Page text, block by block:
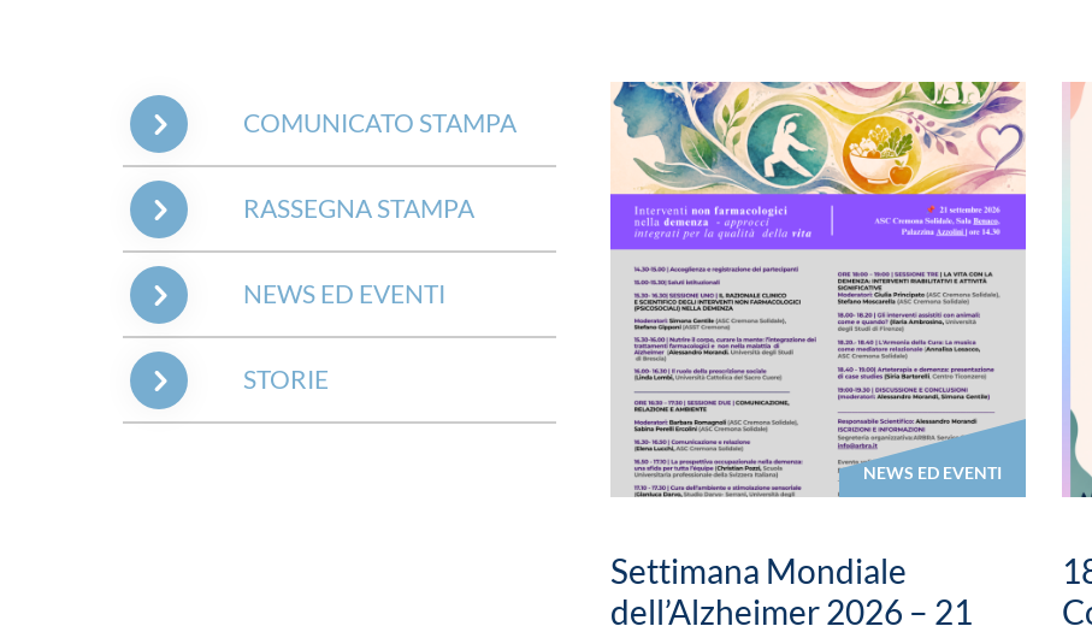
NEWS ED EVENTI
Settimana Mondiale
dell’Alzheimer 2026 – 21
COMUNICATO STAMPA
RASSEGNA STAMPA
NEWS ED EVENTI
STORIE